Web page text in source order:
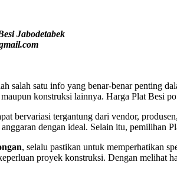
Jabodetabek
salah satu info yang benar-benar penting
konstruksi lainnya. Harga Plat Besi
bervariasi tergantung dari vendor,
dengan ideal. Selain itu, pemilihan
, selalu pastikan untuk memperhatikan
proyek konstruksi. Dengan melihat